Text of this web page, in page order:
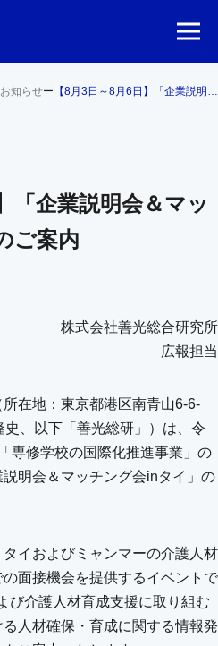
お知らせー 【8月3日～8月6日】「企業説明会＆マッチング会inタイ」のご案内
「企業説明会＆マッ
ご案内
株式会社善光総合研究所
広報担当
在地：東京都港区南青山6-6-
、以下「善光総研」）は、令
専修学校の国際化推進事業」の
明会＆マッチング会inタイ」の
イおよびミャンマーの介護人材
面接機会を提供するイベントで
び介護人材育成支援に取り組む
人材確保・育成に関する情報発